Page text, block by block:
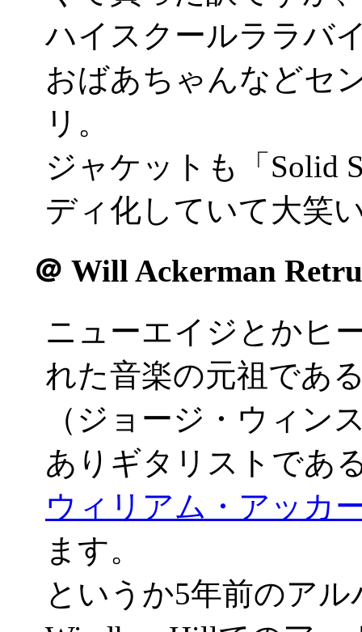
ハイスクールララバ
おばあちゃんなどセ
リ。
ジャケットも「Solid
ディ化していて大笑
＠ Will Ackerman
ニューエイジとかヒ
れた音楽の元祖であ
（ジョージ・ウィン
ありギタリストであ
ウィリアム・アッカ
ます。
というか5年前のア